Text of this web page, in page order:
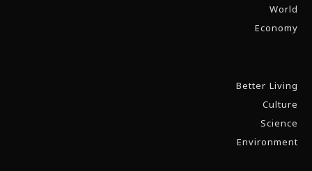
World
Economy
Better Living
Culture
Science
Environment